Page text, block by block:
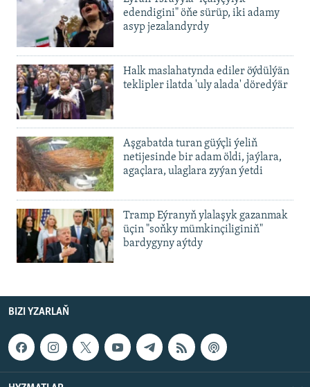
edendigini" öňe sürüp, iki adamy
asyp jezalandyrdy
Halk maslahatynda ediler öýdülýän
teklipler ilatda 'uly alada' döredýär
Aşgabatda turan güýçli ýeliň
netijesinde bir adam öldi, jaýlara,
agaçlara, ulaglara zyýan ýetdi
Tramp Eýranyň ylalaşyk gazanmak
üçin "soňky mümkinçiliginiň"
bardygyny aýtdy
BIZI YZARLAŇ